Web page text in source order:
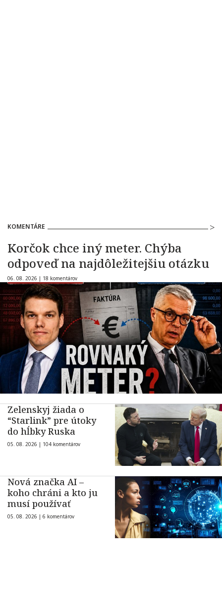
KOMENTÁRE
Korčok chce iný meter. Chýba
odpoveď na najdôležitejšiu otázku
06. 08. 2026 | 18 komentárov
Zelenskyj žiada o
“Starlink” pre útoky
do hĺbky Ruska
05. 08. 2026 | 104 komentárov
Nová značka AI –
koho chráni a kto ju
musí používať
05. 08. 2026 | 6 komentárov